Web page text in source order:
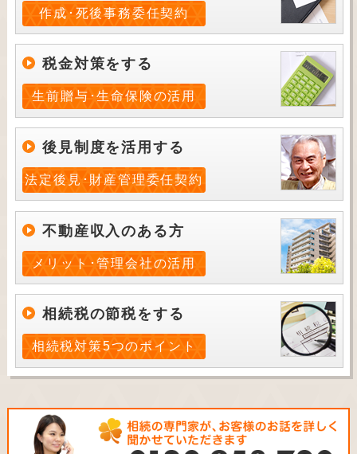
作成･死後事務委任契約
税金対策をする
生前贈与･生命保険の活用
後見制度を活用する
法定後見･財産管理委任契約
不動産収入のある方
メリット･管理会社の活用
相続税の節税をする
相続税対策5つのポイント